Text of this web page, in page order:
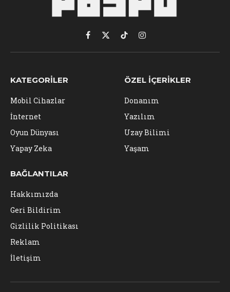
Facebook
X
(Twitter)
TikTokInstagram
KATEGORILER
Mobil Cihazlar
İnternet
Oyun Dünyası
Yapay Zeka
ÖZEL İÇERIKLER
Donanım
Yazılım
Uzay Bilimi
Yaşam
BAĞLANTILAR
Hakkımızda
Geri Bildirim
Gizlilik Politikası
Reklam
İletişim